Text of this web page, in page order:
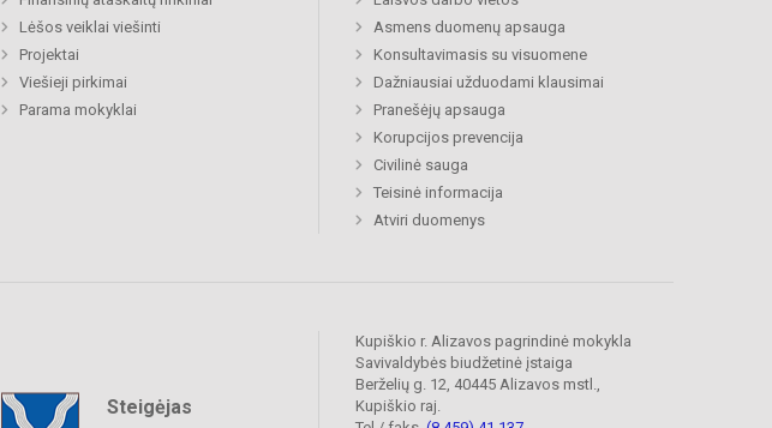
Lėšos veiklai viešinti
Projektai
Viešieji pirkimai
Parama mokyklai
Asmens duomenų apsauga
Konsultavimasis su visuomene
Dažniausiai užduodami klausimai
Pranešėjų apsauga
Korupcijos prevencija
Civilinė sauga
Teisinė informacija
Atviri duomenys
Steigėjas
Kupiškio r. Alizavos pagrindinė mokykla
Savivaldybės biudžetinė įstaiga
Berželių g. 12, 40445 Alizavos mstl.,
Kupiškio raj.